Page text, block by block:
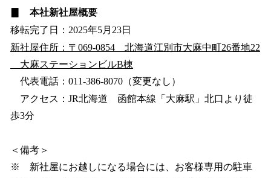
▊ 本社新社屋概要
移転完了日：2025年5月23日
新社屋住所：〒069-0854 北海道江別市大麻中町26番地22
大麻ステーションビルB棟
代表電話：011-386-8070（変更なし）
アクセス：JR北海道 函館本線「大麻駅」北口より徒
歩3分
＜備考＞
※ 新社屋にお越しになる場合には、お客様専用の駐車